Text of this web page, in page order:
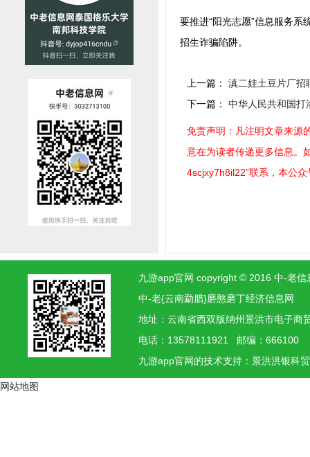
要推进“阳光志愿”信息服务
招生诈骗陷阱。
上一篇： 滇二娃土豆片厂招
下一篇： 中华人民共和国打
免责声明：凡注明文章来源
意在为读者传递更多信息。
4scjxy7h8il22”联系，本公
九游app官网 copyright © 2016 中-老
中-老{云南勐腊}磨憨磨丁经济信息网
地址：云南省西双版纳州景洪市电子
电话：13578111921 邮编：666100
九游app官网的技术支持：景洪洪银科
网站地图